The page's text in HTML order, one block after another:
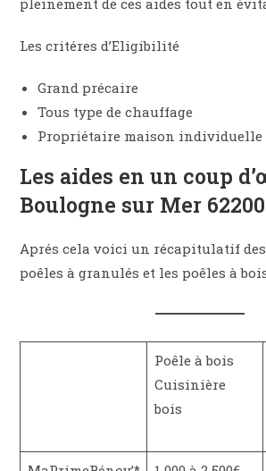
pleinement de ces aides tout en
Les critéres d’Eligibilité
Grand précaire
Tous type de chauffage
Propriétaire maison individuelle
Les aides en un coup
Boulogne sur Mer 62200
Aprés cela voici un récapitulatif
poêles à granulés et les poêles à
Poêle à bois
Cuisinière
bois